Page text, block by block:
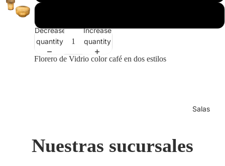
Salas
Decrease
quantity
Increase
quantity
Florero de Vidrio color café en dos estilos
Nuestras sucursales